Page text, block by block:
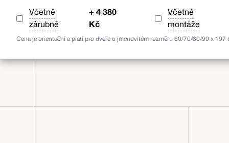
Včetně
zárubně
+ 4 380
Kč
Včetně
montáže
Cena je orientační a platí pro dveře o jmenovitém rozměru 60/70/80/90 x 197